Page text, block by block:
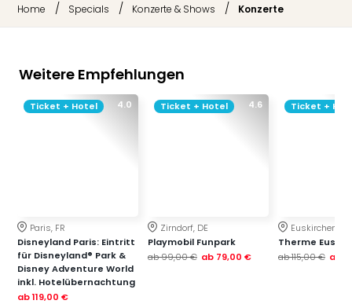
Home / Specials / Konzerte & Shows / Konzerte
Weitere Empfehlungen
4.0
Ticket + Hotel
Paris, FR
Disneyland Paris: Eintritt
für Disneyland® Park &
Disney Adventure World
inkl. Hotelübernachtung
ab119,00 €
4.6
Ticket + Hotel
Zirndorf, DE
Playmobil Funpark
ab99,00 € ab 79,00 €
Ticket +
Euskirchen, DE
Therme
ab115,00 € ab